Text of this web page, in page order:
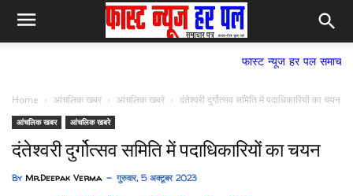
फास्ट न्यूज हर पल समाचार पत्र,
Home आंचलिक खबर आंचलिक खबरे दंतेश्वरी दुर्गोत्सव समिति में पदाधिकारियों का चयन
आंचलिक खबर आंचलिक खबरे
दंतेश्वरी दुर्गोत्सव समिति में पदाधिकारियों का चयन
By Mr.Deepak Verma गुरुवार, 5 अक्टूबर 2023